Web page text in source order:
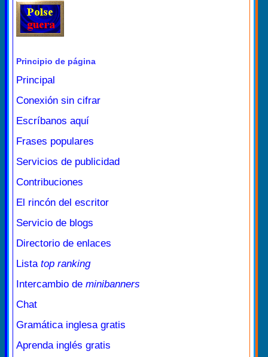
Principio de página
Principal
Conexión sin cifrar
Escríbanos aquí
Frases populares
Servicios de publicidad
Contribuciones
El rincón del escritor
Servicio de blogs
Directorio de enlaces
Lista top ranking
Intercambio de minibanners
Chat
Gramática inglesa gratis
Aprenda inglés gratis